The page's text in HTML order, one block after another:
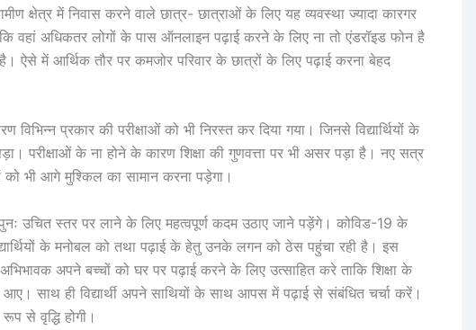
क्षेत्र में निवास करने वाले छात्र- छात्राओं के लिए यह व्यवस्था ज्यादा कारगर
वहां अधिकतर लोगों के पास ऑनलाइन पढ़ाई करने के लिए ना तो एंडरॉइड फोन है
ऐसे में आर्थिक तौर पर कमजोर परिवार के छात्रों के लिए पढ़ाई करना बेहद
प्रकार की परीक्षाओं को भी निरस्त कर दिया गया। जिनसे विद्यार्थियों के
परीक्षाओं के ना होने के कारण शिक्षा की गुणवत्ता पर भी असर पड़ा है। नए सत्र
को भी आगे मुश्किल का सामान करना पड़ेगा।
पुनः उचित स्तर पर लाने के लिए महत्वपूर्ण कदम उठाए जाने पड़ेंगे। कोविड-19 के
के मनोबल को तथा पढ़ाई के हेतु उनके लगन को ठेस पहुंचा रही है। इस
अपने बच्चों को घर पर पढ़ाई करने के लिए उत्साहित करे ताकि शिक्षा के
साथ ही विद्यार्थी अपने साथियों के साथ आपस में पढ़ाई से संबंधित चर्चा करें।
से वृद्धि होगी।